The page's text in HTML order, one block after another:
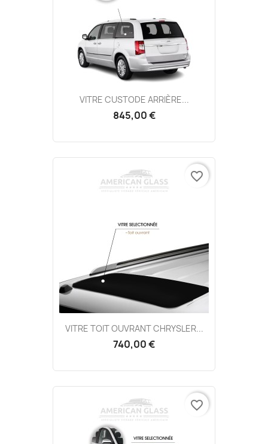
VITRE CUSTODE ARRIÈRE...
845,00 €
VITRE TOIT OUVRANT CHRYSLER...
740,00 €
favorite_border
favorite_border